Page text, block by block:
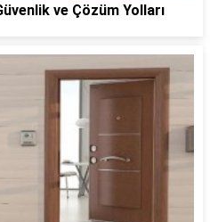
ve Çözüm Yolları